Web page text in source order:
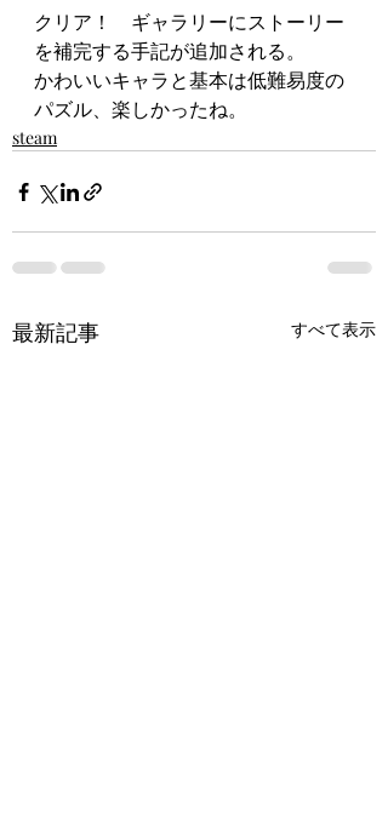
クリア！　ギャラリーにストーリー
を補完する手記が追加される。
かわいいキャラと基本は低難易度の
パズル、楽しかったね。
steam
最新記事 すべて表示